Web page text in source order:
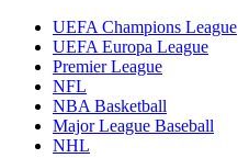
UEFA Champions League
UEFA Europa League
Premier League
NFL
NBA Basketball
Major League Baseball
NHL